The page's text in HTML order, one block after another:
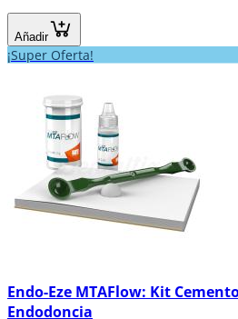
Añadir
¡Super Oferta!
Endo-Eze MTAFlow: Kit
Endodoncia